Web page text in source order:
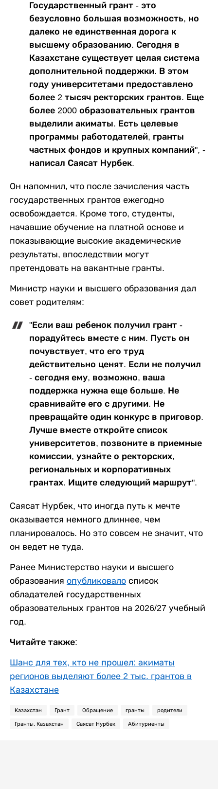
Государственный грант - это
безусловно большая возможность, но
далеко не единственная дорога к
высшему образованию. Сегодня в
Казахстане существует целая система
дополнительной поддержки. В этом
году университетами предоставлено
более 2 тысяч ректорских грантов. Еще
более 2000 образовательных грантов
выделили акиматы. Есть целевые
программы работодателей, гранты
частных фондов и крупных компаний", -
написал Саясат Нурбек.
Он напомнил, что после зачисления часть
государственных грантов ежегодно
освобождается. Кроме того, студенты,
начавшие обучение на платной основе и
показывающие высокие академические
результаты, впоследствии могут
претендовать на вакантные гранты.
Министр науки и высшего образования дал
совет родителям:
"Если ваш ребенок получил грант -
порадуйтесь вместе с ним. Пусть он
почувствует, что его труд
действительно ценят. Если не получил
- сегодня ему, возможно, ваша
поддержка нужна еще больше. Не
сравнивайте его с другими. Не
превращайте один конкурс в приговор.
Лучше вместе откройте список
университетов, позвоните в приемные
комиссии, узнайте о ректорских,
региональных и корпоративных
грантах. Ищите следующий маршрут".
Саясат Нурбек, что иногда путь к мечте
оказывается немного длиннее, чем
планировалось. Но это совсем не значит, что
он ведет не туда.
Ранее Министерство науки и высшего
образования опубликовало список
обладателей государственных
образовательных грантов на 2026/27 учебный
год.
Читайте также:
Шанс для тех, кто не прошел: акиматы
регионов выделяют более 2 тыс. грантов в
Казахстане
Казахстан Грант Обращение гранты родители
Гранты. Казахстан Саясат Нурбек Абитуриенты